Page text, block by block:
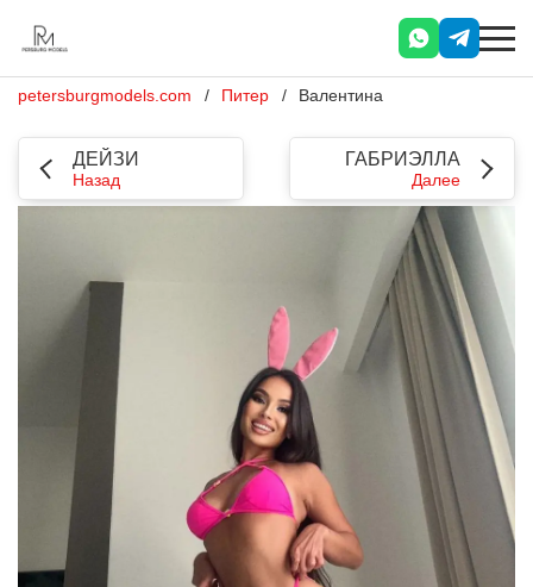
petersburgmodels.com Питер Валентина
ДЕЙЗИ
Назад
ГАБРИЭЛЛА
Далее